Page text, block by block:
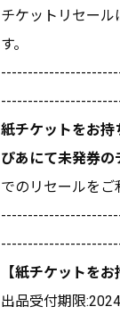
チケットリセー
す。
紙チケットをお持
ぴあにて未発券の
でのリセールをご
【紙チケットをお
出品受付期限